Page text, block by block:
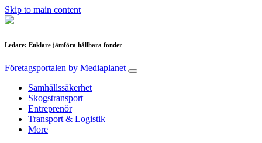
Skip to main content
Ledare: Enklare jämföra hållbara fonder
Företagsportalen by Mediaplanet
Samhällssäkerhet
Skogstransport
Entreprenör
Transport & Logistik
More